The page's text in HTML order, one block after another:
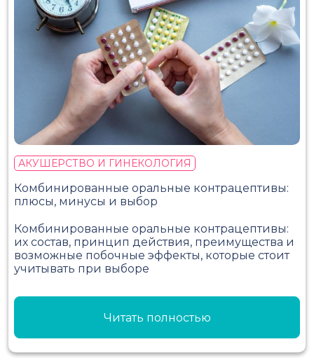
АКУШЕРСТВО И ГИНЕКОЛОГИЯ
Комбинированные оральные контрацептивы:
плюсы, минусы и выбор
Комбинированные оральные контрацептивы:
их состав, принцип действия, преимущества и
возможные побочные эффекты, которые стоит
учитывать при выборе
Читать полностью